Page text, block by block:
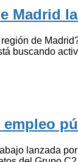
Madrid
de
buscando
lanzada